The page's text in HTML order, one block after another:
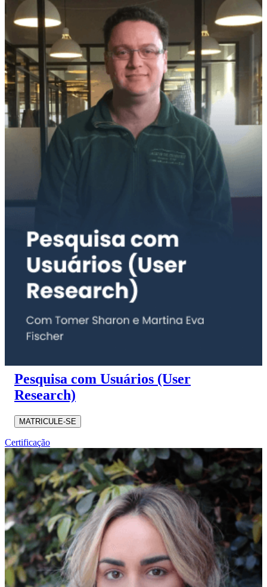
Pesquisa com Usuários (User
Research)
MATRICULE-SE
Certificação